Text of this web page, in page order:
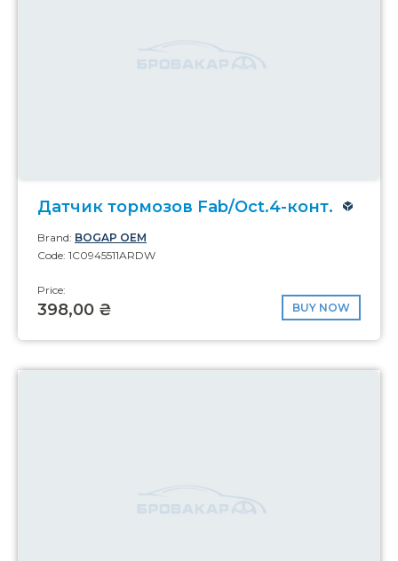
Датчик тормозов Fab/Oct.4-конт.
Brand: BOGAP OEM
Code: 1C0945511ARDW
Price:
398,00 ₴ BUY NOW